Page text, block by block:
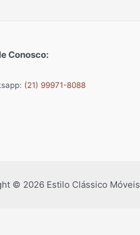
Conosco:
(21) 99971-8088
© 2026 Estilo Clássico Móveis